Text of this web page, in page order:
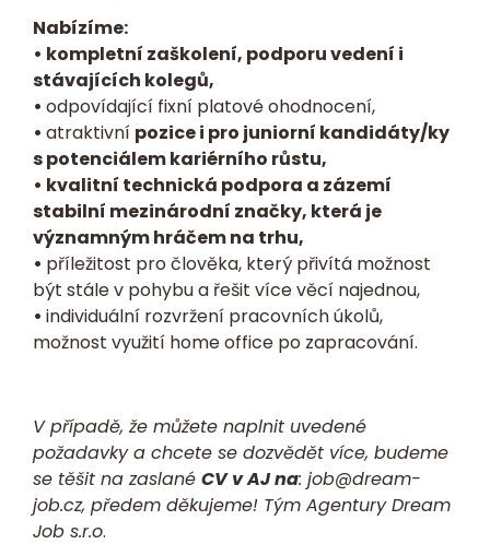
Nabízíme:
• kompletní zaškolení, podporu vedení i
stávajících kolegů,
• odpovídající fixní platové ohodnocení,
• atraktivní pozice i pro juniorní kandidáty/ky
s potenciálem kariérního růstu,
• kvalitní technická podpora a zázemí
stabilní mezinárodní značky, která je
významným hráčem na trhu,
• příležitost pro člověka, který přivítá možnost
být stále v pohybu a řešit více věcí najednou,
• individuální rozvržení pracovních úkolů,
možnost využití home office po zapracování.
V případě, že můžete naplnit uvedené
požadavky a chcete se dozvědět více, budeme
se těšit na zaslané CV v AJ na: job@dream-
job.cz, předem děkujeme! Tým Agentury Dream
Job s.r.o.